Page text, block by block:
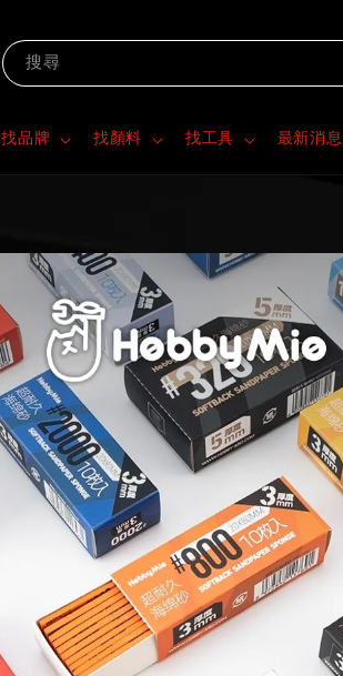
搜尋
找品牌 找顏料 找工具 最新消息